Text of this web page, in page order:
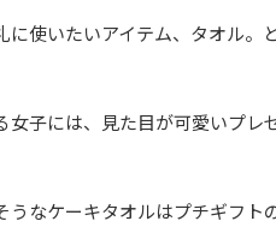
に使いたいアイテム、タオル
女子には、見た目が可愛いプ
うなケーキタオルはプチギフト